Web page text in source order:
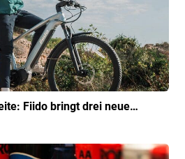
Fiido bringt drei neue…